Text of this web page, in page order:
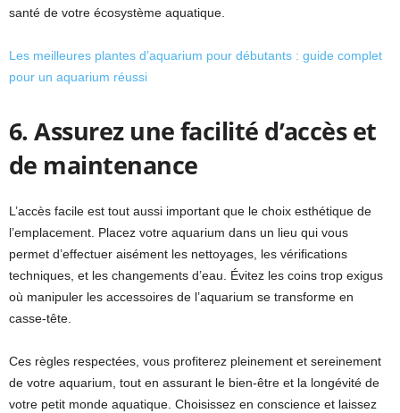
santé de votre écosystème aquatique.
Les meilleures plantes d’aquarium pour débutants : guide complet
pour un aquarium réussi
6. Assurez une facilité d’accès et
de maintenance
L’accès facile est tout aussi important que le choix esthétique de
l’emplacement. Placez votre aquarium dans un lieu qui vous
permet d’effectuer aisément les nettoyages, les vérifications
techniques, et les changements d’eau. Évitez les coins trop exigus
où manipuler les accessoires de l’aquarium se transforme en
casse-tête.
Ces règles respectées, vous profiterez pleinement et sereinement
de votre aquarium, tout en assurant le bien-être et la longévité de
votre petit monde aquatique. Choisissez en conscience et laissez